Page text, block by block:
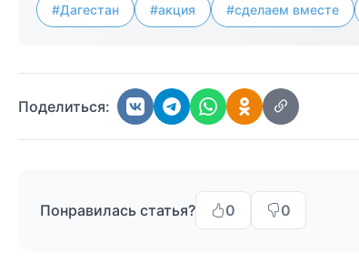
#Дагестан #акция #сделаем вместе
Поделиться:
Понравилась статья? 0 0